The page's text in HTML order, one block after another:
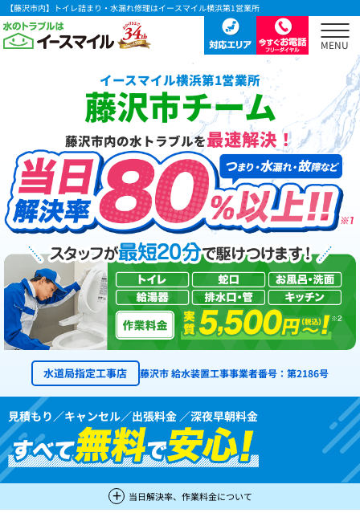
【藤沢市内】トイレ詰まり・水漏れ修理はイースマイル横浜第1営業所
イースマイル横浜第1営業所
藤沢市チーム
藤沢市内の水トラブルを最速解決！
水道局指定工事店 藤沢市 給水装置工事事業者番号：第2186号
見積もり／キャンセル／出張料金 ／深夜早朝料金
当日解決率、作業料金について